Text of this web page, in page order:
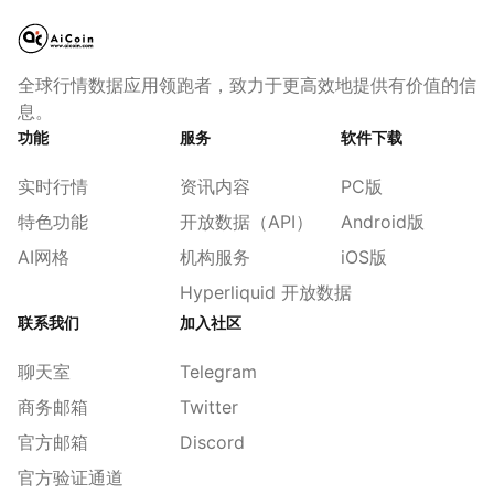
全球行情数据应用领跑者，致力于更高效地提供有价值的信
息。
功能
实时行情
特色功能
AI网格
服务
资讯内容
开放数据（API）
机构服务
Hyperliquid 开放数据
软件下载
PC版
Android版
iOS版
联系我们
聊天室
商务邮箱
官方邮箱
官方验证通道
加入社区
Telegram
Twitter
Discord